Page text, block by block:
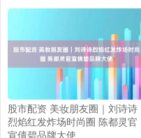
股市配资 美妆朋友圈｜刘诗诗
烈焰红发炸场时尚圈 陈都灵官
宣倩碧品牌大使